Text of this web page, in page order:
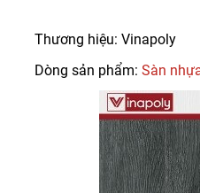
Thương hiệu: Vinapoly
Dòng sản phẩm: Sàn